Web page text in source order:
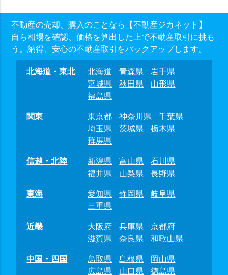
不動産の売却、購入のことなら【不動産ジカネット】
自ら相場を確認、価格を算出した上で不動産取引に挑も
う。納得、安心の不動産取引をバックアップします。
北海道・東北 北海道 青森県
岩手県
宮城県
秋田県
山形県
福島県
関東
東京都 神奈川県
千葉県
埼玉県
茨城県
栃木県
群馬県
信越・北陸
新潟県 富山県
石川県
福井県
山梨県
長野県
東海
愛知県 静岡県
岐阜県
三重県
近畿
大阪府 兵庫県
京都府
滋賀県
奈良県
和歌山県
中国・四国
鳥取県 島根県
岡山県
広島県
山口県 徳島県